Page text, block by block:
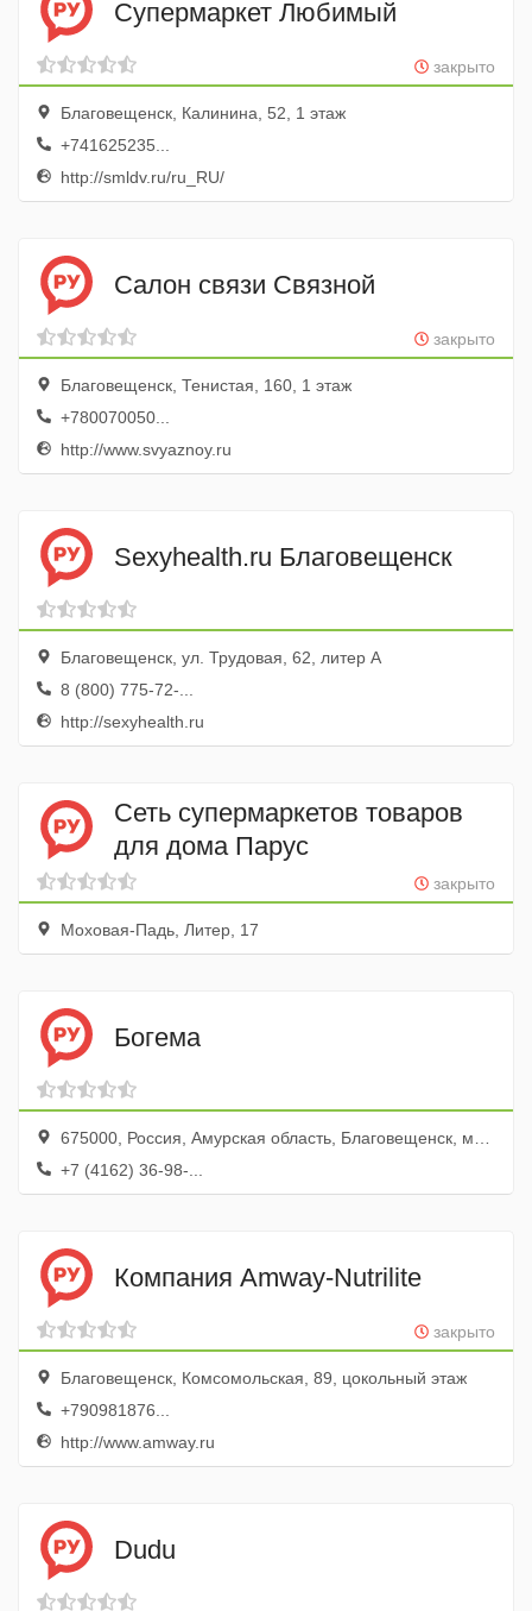
Супермаркет Любимый
закрыто
Благовещенск, Калинина, 52, 1 этаж
+741625235...
http://smldv.ru/ru_RU/
Салон связи Связной
закрыто
Благовещенск, Тенистая, 160, 1 этаж
+780070050...
http://www.svyaznoy.ru
Sexyhealth.ru Благовещенск
Благовещенск, ул. Трудовая, 62, литер А
8 (800) 775-72-...
http://sexyhealth.ru
Сеть супермаркетов товаров
для дома Парус
закрыто
Моховая-Падь, Литер, 17
Богема
675000, Россия, Амурская область, Благовещенск, микрорайон КПП, Текстильная улица, 114/1
+7 (4162) 36-98-...
Компания Amway-Nutrilite
закрыто
Благовещенск, Комсомольская, 89, цокольный этаж
+790981876...
http://www.amway.ru
Dudu